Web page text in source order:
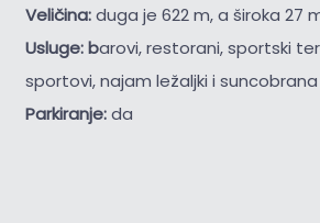
Veličina:duga je 622 m, a široka 27
Usluge: barovi, restorani, sportski
sportovi, najam ležaljki i suncobrana
Parkiranje:da